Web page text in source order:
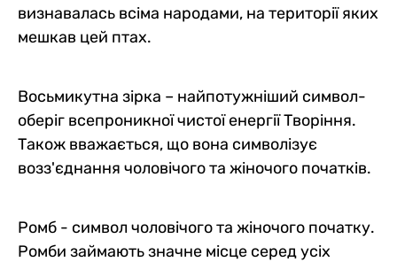
визнавалась всіма народами, на території яких
мешкав цей птах.
Восьмикутна зірка – найпотужніший символ-
оберіг всепроникної чистої енергії Творіння.
Також вважається, що вона символізує
возз'єднання чоловічого та жіночого початків.
Ромб - символ чоловічого та жіночого початку.
Ромби займають значне місце серед усіх